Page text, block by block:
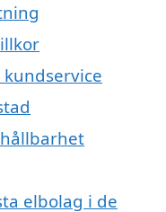
elbolag i de